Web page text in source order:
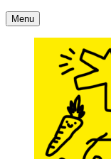
Accueil
Menu Contact